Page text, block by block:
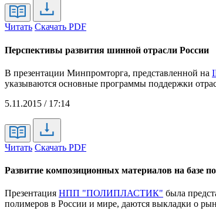
Читать Скачать PDF
Перспективы развития шинной отрасли России
В презентации Минпромторга, представленной на
указываются основные программы поддержки
5.11.2015 / 17:14
Читать Скачать PDF
Развитие композиционных материалов на базе
Презентация НПП "ПОЛИПЛАСТИК" была
полимеров в России и мире, даются выкладки о